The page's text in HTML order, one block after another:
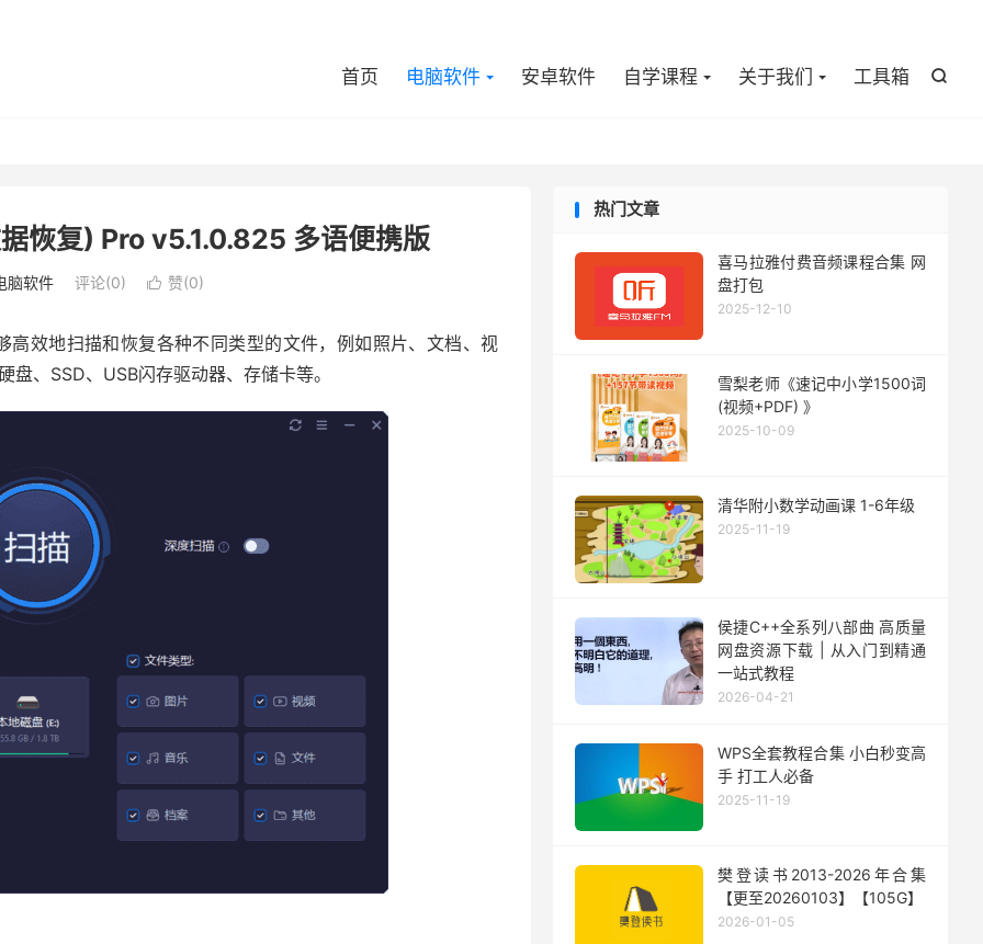

首页 电脑软件 安卓软件 自学课程 关于我们 工具箱
恢复) Pro v5.1.0.825 多语便携版
脑软件 评论(0)  赞(0)
效地扫描和恢复各种不同类型的文件，例如照片、文档、视
、SSD、USB闪存驱动器、存储卡等。
热门文章
喜马拉雅付费音频课程合集 网
盘打包
2025-12-10
雪梨老师《速记中小学1500词
(视频+PDF) 》
2025-10-09
清华附小数学动画课 1-6年级
2025-11-19
侯捷C++全系列八部曲 高质量
网盘资源下载 | 从入门到精通
一站式教程
2026-04-21
WPS全套教程合集 小白秒变高
手 打工人必备
2025-11-19
樊登读书2013-2026年合集
【更至20260103】【105G】
2026-01-05